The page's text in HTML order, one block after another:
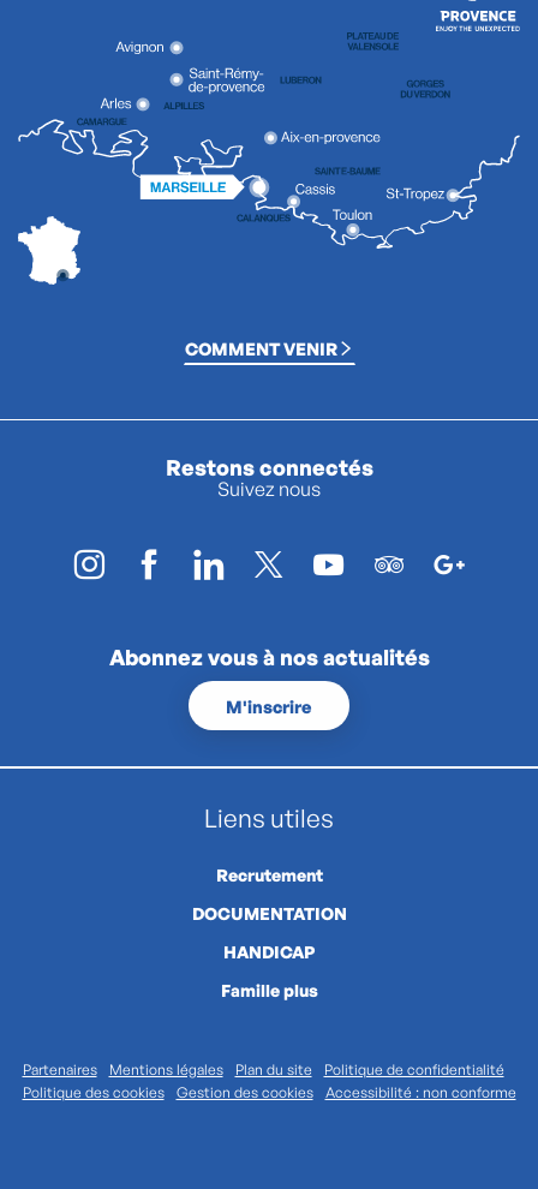
COMMENT VENIR
Restons connectés
Suivez nous
Abonnez vous à nos actualités
M'inscrire
Liens utiles
Recrutement
DOCUMENTATION
HANDICAP
Famille plus
Partenaires Mentions légales Plan du site
Politique de confidentialité
Politique des cookies
Gestion des cookies Accessibilité : non conforme